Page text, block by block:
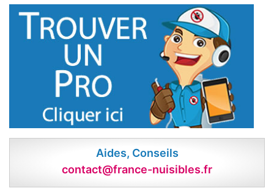
Aides, Conseils
contact@france-nuisibles.fr